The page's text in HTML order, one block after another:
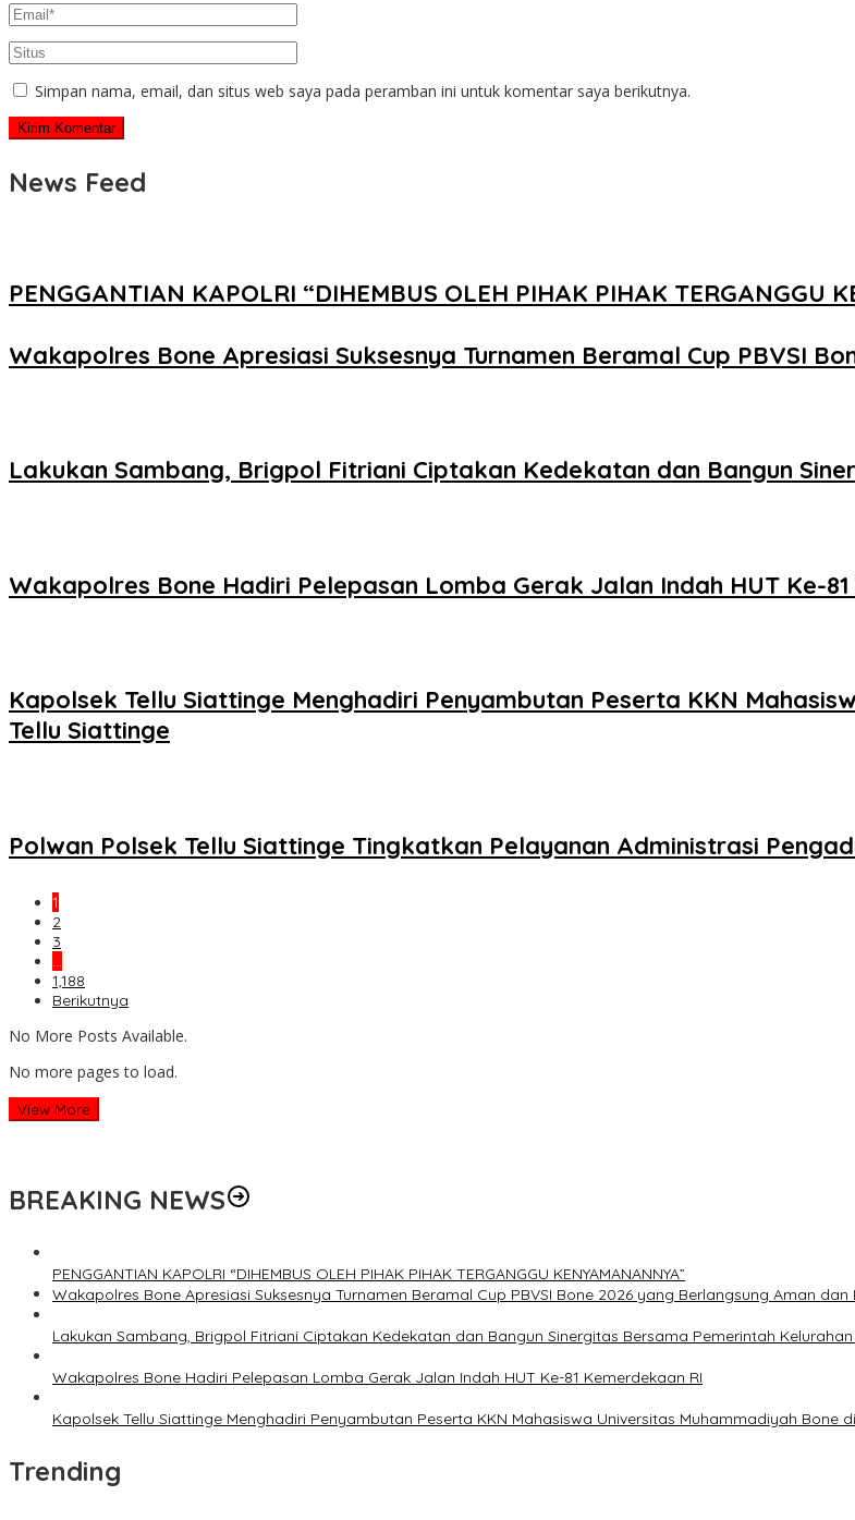
Simpan nama, email, dan situs web saya pada peramban ini untuk komentar saya berikutnya.
News Feed
PENGGANTIAN KAPOLRI “DIHEMBUS OLEH PIHAK PIHAK TERGANGGU
Wakapolres Bone Apresiasi Suksesnya Turnamen Beramal Cup PBVSI
Lakukan Sambang, Brigpol Fitriani Ciptakan Kedekatan dan Bangun
Wakapolres Bone Hadiri Pelepasan Lomba Gerak Jalan Indah HUT Ke-
Kapolsek Tellu Siattinge Menghadiri Penyambutan Peserta KKN
Tellu Siattinge
Polwan Polsek Tellu Siattinge Tingkatkan Pelayanan Administrasi
1
2
3
…
1,188
Berikutnya
No More Posts Available.
No more pages to load.
View More
BREAKING NEWS
PENGGANTIAN KAPOLRI “DIHEMBUS OLEH PIHAK PIHAK TERGANGGU KENYAMANANNYA”
Wakapolres Bone Apresiasi Suksesnya Turnamen Beramal Cup PBVSI Bone 2026 yang Berlangsung Aman dan
Lakukan Sambang, Brigpol Fitriani Ciptakan Kedekatan dan Bangun Sinergitas Bersama Pemerintah
Wakapolres Bone Hadiri Pelepasan Lomba Gerak Jalan Indah HUT Ke-81 Kemerdekaan RI
Kapolsek Tellu Siattinge Menghadiri Penyambutan Peserta KKN Mahasiswa Universitas Muhammadiyah Bone
Trending